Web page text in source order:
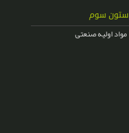
ستون سوم
مواد اولیه صنعتی